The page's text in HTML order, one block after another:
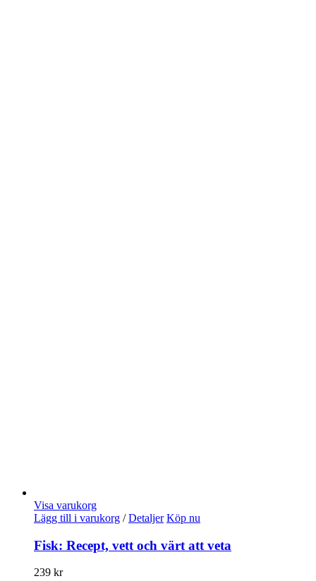
Visa varukorg
Lägg till i varukorg / Detaljer Köp nu
Fisk: Recept, vett och värt att veta
239 kr